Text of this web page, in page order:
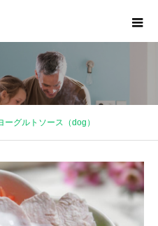
ーグルトソース（dog）